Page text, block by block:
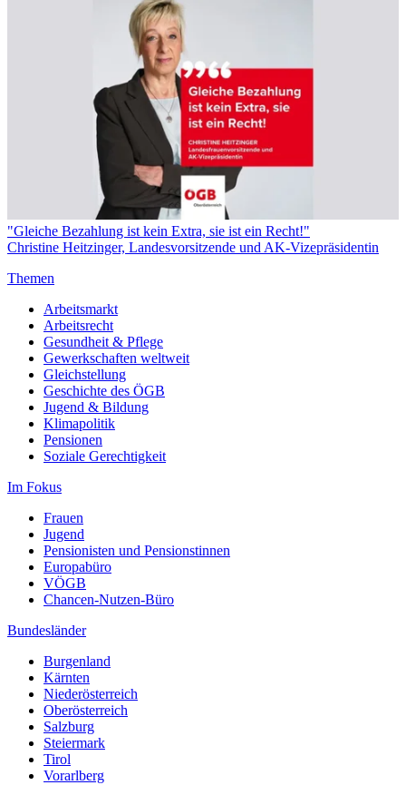
"Gleiche Bezahlung ist kein Extra, sie ist ein Recht!"
Christine Heitzinger, Landesvorsitzende und AK-Vizepräsidentin
Themen
Arbeitsmarkt
Arbeitsrecht
Gesundheit & Pflege
Gewerkschaften weltweit
Gleichstellung
Geschichte des ÖGB
Jugend & Bildung
Klimapolitik
Pensionen
Soziale Gerechtigkeit
Im Fokus
Frauen
Jugend
Pensionisten und Pensionstinnen
Europabüro
VÖGB
Chancen-Nutzen-Büro
Bundesländer
Burgenland
Kärnten
Niederösterreich
Oberösterreich
Salzburg
Steiermark
Tirol
Vorarlberg